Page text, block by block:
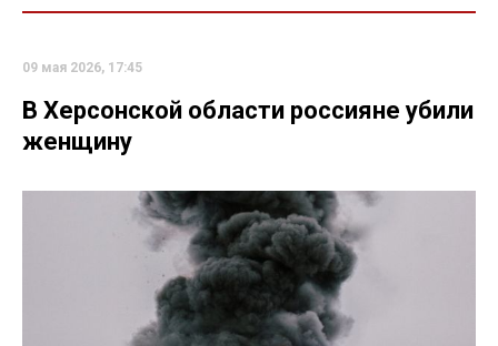
09 мая 2026, 17:45
В Херсонской области россияне убили
женщину